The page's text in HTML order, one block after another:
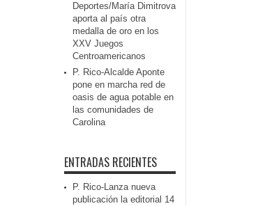
Deportes/María Dimitrova
aporta al país otra
medalla de oro en los
XXV Juegos
Centroamericanos
P. Rico-Alcalde Aponte
pone en marcha red de
oasis de agua potable en
las comunidades de
Carolina
ENTRADAS RECIENTES
P. Rico-Lanza nueva
publicación la editorial 14